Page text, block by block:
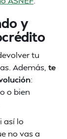
y
tu
Además, te
:
o bien
así lo
no vas a